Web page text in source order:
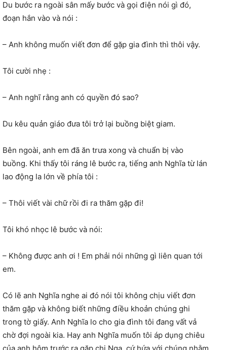
Du bước ra ngoài sân mấy bước và gọi điện nói gì đó,
đoạn hắn vào và nói :
– Anh không muốn viết đơn để gặp gia đình thì thôi vậy.
Tôi cười nhẹ :
– Anh nghĩ rằng anh có quyền đó sao?
Du kêu quản giáo đưa tôi trở lại buồng biệt giam.
Bên ngoài, anh em đã ăn trưa xong và chuẩn bị vào
buồng. Khi thấy tôi ráng lê bước ra, tiếng anh Nghĩa từ lán
lao động la lớn về phía tôi :
– Thôi viết vài chữ rồi đi ra thăm gặp đi!
Tôi khó nhọc lê bước và nói:
– Không được anh ơi ! Em phải nói những gì liên quan tới
em.
Có lẽ anh Nghĩa nghe ai đó nói tôi không chịu viết đơn
thăm gặp và không biết những điều khoản chúng ghi
trong tờ giấy. Anh Nghĩa lo cho gia đình tôi đang vất vả
chờ đợi ngoài kia. Hay anh Nghĩa muốn tôi áp dụng chiêu